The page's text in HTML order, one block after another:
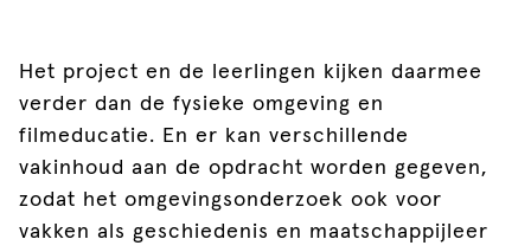
Het project en de leerlingen kijken daarmee
verder dan de fysieke omgeving en
filmeducatie. En er kan verschillende
vakinhoud aan de opdracht worden gegeven,
zodat het omgevingsonderzoek ook voor
vakken als geschiedenis en maatschappijleer